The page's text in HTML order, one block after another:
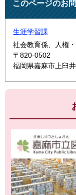
このページのお
生涯学習課
社会教育係、人権
〒820-0502
福岡県嘉麻市上臼